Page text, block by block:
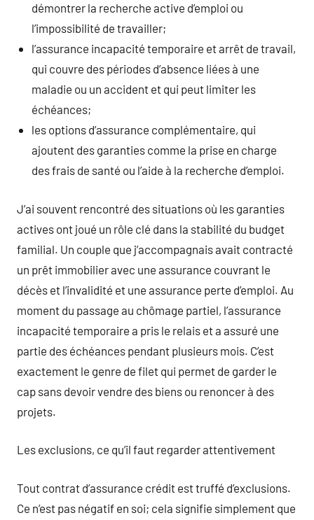
démontrer la recherche active d’emploi ou
l’impossibilité de travailler;
l’assurance incapacité temporaire et arrêt de travail,
qui couvre des périodes d’absence liées à une
maladie ou un accident et qui peut limiter les
échéances;
les options d’assurance complémentaire, qui
ajoutent des garanties comme la prise en charge
des frais de santé ou l’aide à la recherche d’emploi.
J’ai souvent rencontré des situations où les garanties
actives ont joué un rôle clé dans la stabilité du budget
familial. Un couple que j’accompagnais avait contracté
un prêt immobilier avec une assurance couvrant le
décès et l’invalidité et une assurance perte d’emploi. Au
moment du passage au chômage partiel, l’assurance
incapacité temporaire a pris le relais et a assuré une
partie des échéances pendant plusieurs mois. C’est
exactement le genre de filet qui permet de garder le
cap sans devoir vendre des biens ou renoncer à des
projets.
Les exclusions, ce qu’il faut regarder attentivement
Tout contrat d’assurance crédit est truffé d’exclusions.
Ce n’est pas négatif en soi; cela signifie simplement que